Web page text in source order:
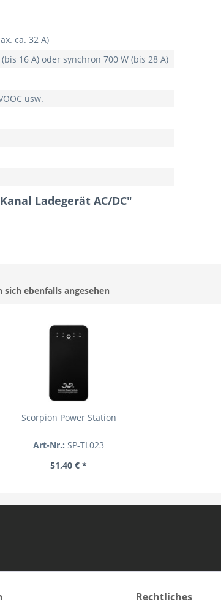
ca. 32 A)
16 A) oder synchron 700 W (bis 28 A)
usw.
Ladegerät AC/DC"
sich ebenfalls angesehen
Scorpion Power Station
Art-Nr.: SP-TL023
51,40 € *
Rechtliches